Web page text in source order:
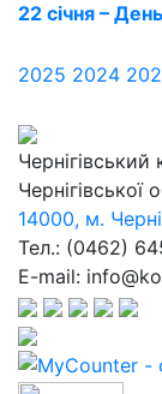
22 січня –
2025 2024
Чернігівської
14000, м.
Тел.: (0462)
E-mail: